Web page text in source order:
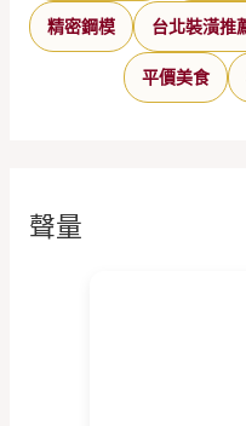
精密鋼模 台北裝潢推
平價美食
聲量